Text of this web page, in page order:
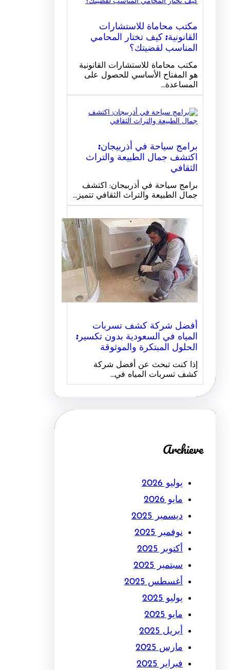
مكتب محاماة للاستشارات
القانونية: كيف تختار المحامي
المناسب لقضيتك؟
مكتب محاماة للاستشارات القانونية
هو المفتاح الأساسي للحصول على
المساعدة…
برامج سياحة في أذربيجان:
اكتشف جمال الطبيعة والتراث
الثقافي
برامج سياحة في أذربيجان: اكتشف
جمال الطبيعة والتراث الثقافي تتميز…
أفضل شركة كشف تسربات
المياه في السعودية بدون تكسير:
الحلول المبتكرة والموثوقة
إذا كنت تبحث عن أفضل شركة
كشف تسربات المياه في…
Archieve
يوليو 2026
مايو 2026
ديسمبر 2025
نوفمبر 2025
أكتوبر 2025
سبتمبر 2025
أغسطس 2025
يوليو 2025
مايو 2025
أبريل 2025
مارس 2025
فبراير 2025